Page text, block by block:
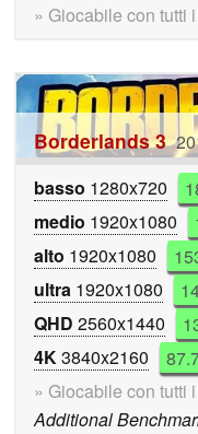
» Giocabile con tutti
Borderlands 3
basso 1280x720
medio 1920x1080
alto 1920x1080
ultra 1920x1080
QHD 2560x1440
4K3840x2160
» Giocabile con tutti
Additional